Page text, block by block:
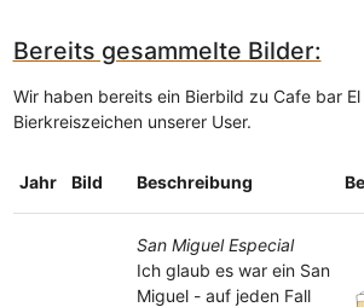
Bereits gesammelte Bilder:
Wir haben bereits ein Bierbild zu Cafe bar
Bierkreiszeichen unserer User.
Jahr Bild Beschreibung
San Miguel Especial
Ich glaub es war ein San
Miguel - auf jeden Fall